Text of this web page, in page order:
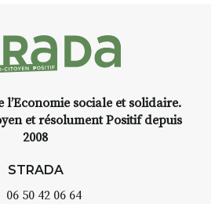
INTERVIEW
avez ouvert une galerie à
sociale et solidaire.
et résolument Positif depuis
2008
STRADA
06 50 42 06 64